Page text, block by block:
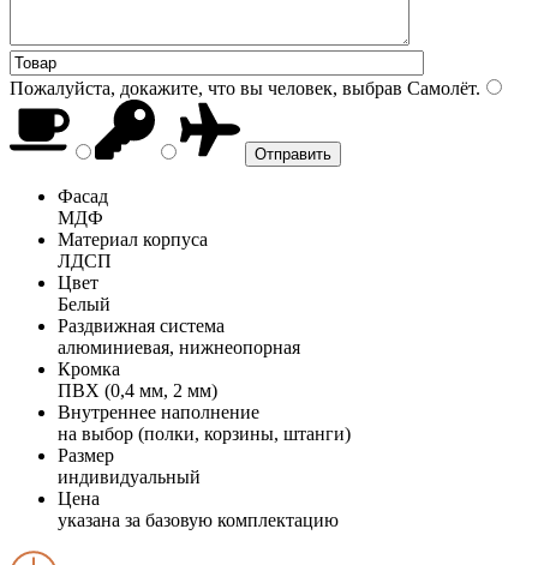
Пожалуйста, докажите, что вы человек, выбрав Самолёт.
Фасад
МДФ
Материал корпуса
ЛДСП
Цвет
Белый
Раздвижная система
алюминиевая, нижнеопорная
Кромка
ПВХ (0,4 мм, 2 мм)
Внутреннее наполнение
на выбор (полки, корзины, штанги)
Размер
индивидуальный
Цена
указана за базовую комплектацию